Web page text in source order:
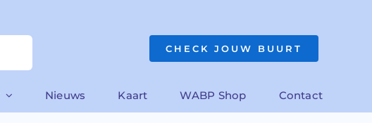
CHECK JOUW BUURT
Nieuws Kaart WABP Shop Contact